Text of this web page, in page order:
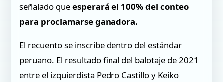
señalado queesperará el 100% del conteo
para proclamarse ganadora.
El recuento se inscribe dentro del estándar
peruano. El resultado final del balotaje de 2021
entre el izquierdista Pedro Castillo y Keiko